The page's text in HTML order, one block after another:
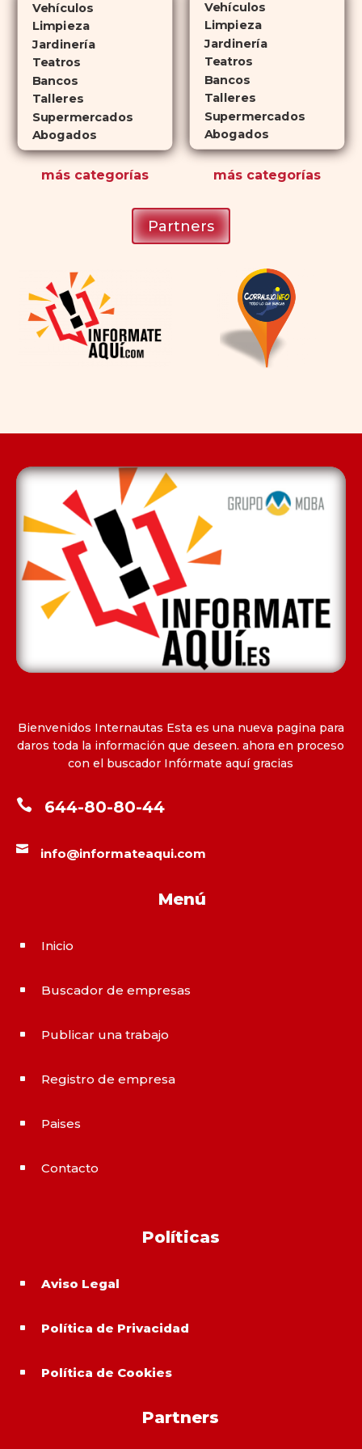
atractiva para quienes no desean
planificar sus actividades
románticas con antelación.
Vehículos
Limpieza
Jardinería
Teatros
Bancos
Talleres
Supermercados
Abogados
más categorías
Vehículos
Limpieza
Jardinería
Teatros
Bancos
Talleres
Supermercados
Abogados
máscategorías
Partners
Bienvenidos Internautas Esta es una nueva pagina para
daros toda la información que deseen. ahora en proceso
con el buscador Infórmate aquí gracias
 644-80-80-44
 info@informateaqui.com
Menú
^ Inicio
^ Buscador de empresas
^ Publicar una trabajo
^ Registro de empresa
^ Paises
^ Contacto
Políticas
^ Aviso Legal
^ Política de Privacidad
^ Política de Cookies
Partners